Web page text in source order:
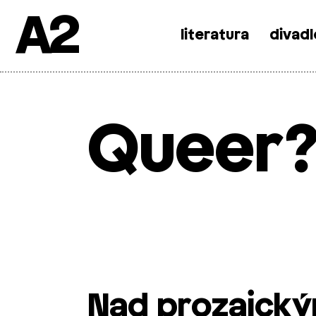
SkipA2 literatura
Nad